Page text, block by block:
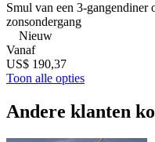
Smul van een 3-gangendiner
zonsondergang
Nieuw
Vanaf
US$ 190,37
Toon alle opties
Andere klanten